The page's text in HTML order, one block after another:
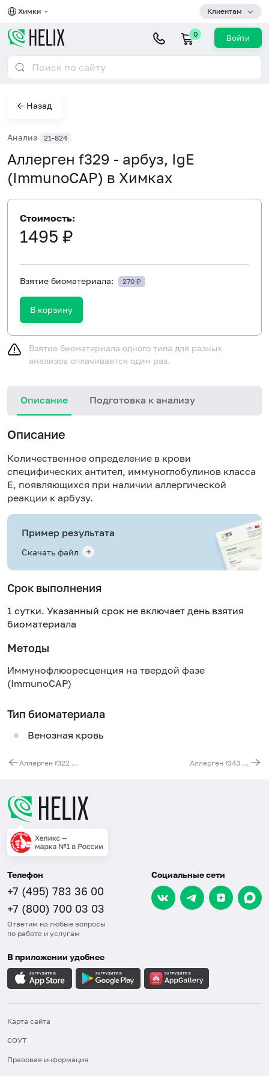
Химки Клиентам
0 Войти
← Назад
Анализ 21-824
Аллерген f329 - арбуз, IgE
(ImmunoCAP) в Химках
Стоимость:
1495 ₽
Взятие биоматериала: 270 ₽
В корзину
Взятие биоматериала одного типа для разных
анализов оплачивается один раз.
Описание Подготовка к анализу
Описание
Количественное определение в крови
специфических антител, иммуноглобулинов класса
E, появляющихся при наличии аллергической
реакции к арбузу.
Пример результата
Скачать файл
Срок выполнения
1 сутки. Указанный срок не включает день взятия
биоматериала
Методы
Иммунофлюоресценция на твердой фазе
(ImmunoCAP)
Тип биоматериала
Венозная кровь
Аллерген f322 - смородина красная, IgE (ImmunoCAP) Аллерген f343 - малина, IgE (ImmunoCAP)
Телефон
+7 (495) 783 36 00
+7 (800) 700 03 03
Ответим на любые вопросы
по работе и услугам
Социальные сети
В приложении удобнее
Карта сайта
СОУТ
Правовая информация